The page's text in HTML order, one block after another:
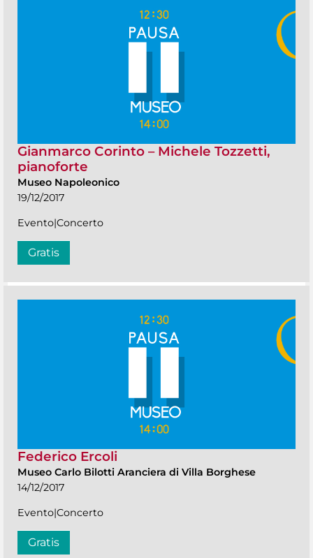
Gianmarco Corinto – Michele Tozzetti,
pianoforte
Museo Napoleonico
19/12/2017
Evento|Concerto
Gratis
Federico Ercoli
Museo Carlo Bilotti Aranciera di Villa Borghese
14/12/2017
Evento|Concerto
Gratis